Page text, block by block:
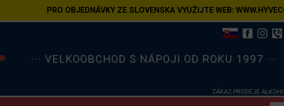
PRO OBJEDNÁVKY ZE SLOVENSKA VYUŽIJTE WEB:
··· VELKOOBCHOD S NÁPOJI OD ROKU 1997 ···
ZÁKAZ PRODEJE